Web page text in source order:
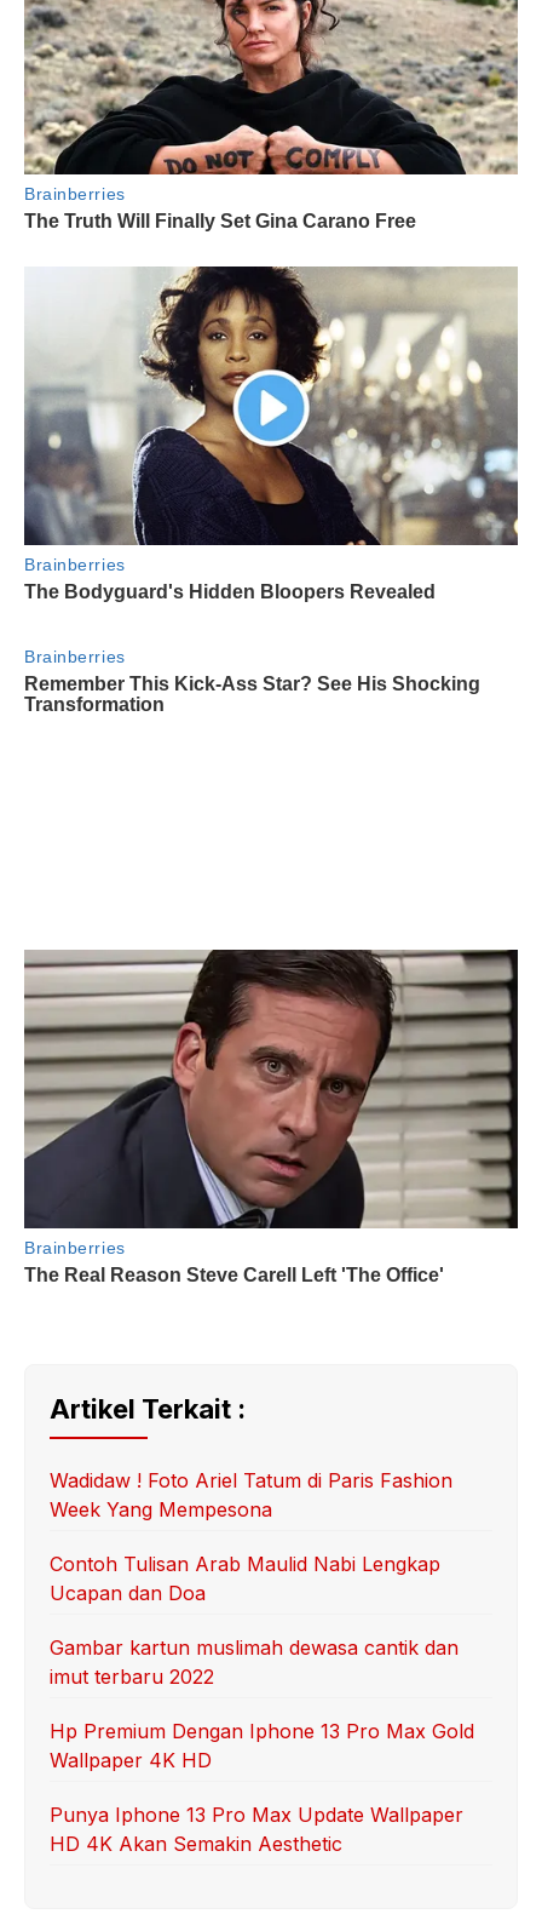
Artikel Terkait :
Wadidaw ! Foto Ariel Tatum di Paris Fashion
Week Yang Mempesona
Contoh Tulisan Arab Maulid Nabi Lengkap
Ucapan dan Doa
Gambar kartun muslimah dewasa cantik dan
imut terbaru 2022
Hp Premium Dengan Iphone 13 Pro Max Gold
Wallpaper 4K HD
Punya Iphone 13 Pro Max Update Wallpaper
HD 4K Akan Semakin Aesthetic